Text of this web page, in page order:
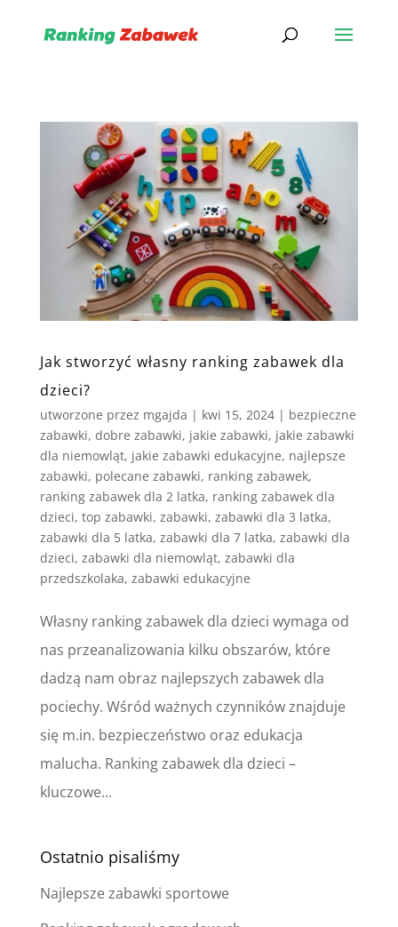
Jak stworzyć własny ranking zabawek dla
dzieci?
utworzone przez mgajda | kwi 15, 2024| bezpieczne
zabawki, dobre zabawki, jakie zabawki, jakie zabawki
dla niemowląt, jakie zabawki edukacyjne, najlepsze
zabawki, polecane zabawki, ranking zabawek,
ranking zabawek dla 2 latka, ranking zabawek dla
dzieci, top zabawki, zabawki, zabawki dla 3 latka,
zabawki dla 5 latka, zabawki dla 7 latka, zabawki dla
dzieci, zabawki dla niemowląt, zabawki dla
przedszkolaka, zabawki edukacyjne
Własny ranking zabawek dla dzieci wymaga od
nas przeanalizowania kilku obszarów, które
dadzą nam obraz najlepszych zabawek dla
pociechy. Wśród ważnych czynników znajduje
się m.in. bezpieczeństwo oraz edukacja
malucha. Ranking zabawek dla dzieci –
kluczowe...
Ostatnio pisaliśmy
Najlepsze zabawki sportowe